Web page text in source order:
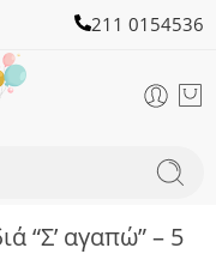
211 0154536
“Σ’ αγαπώ” – 5